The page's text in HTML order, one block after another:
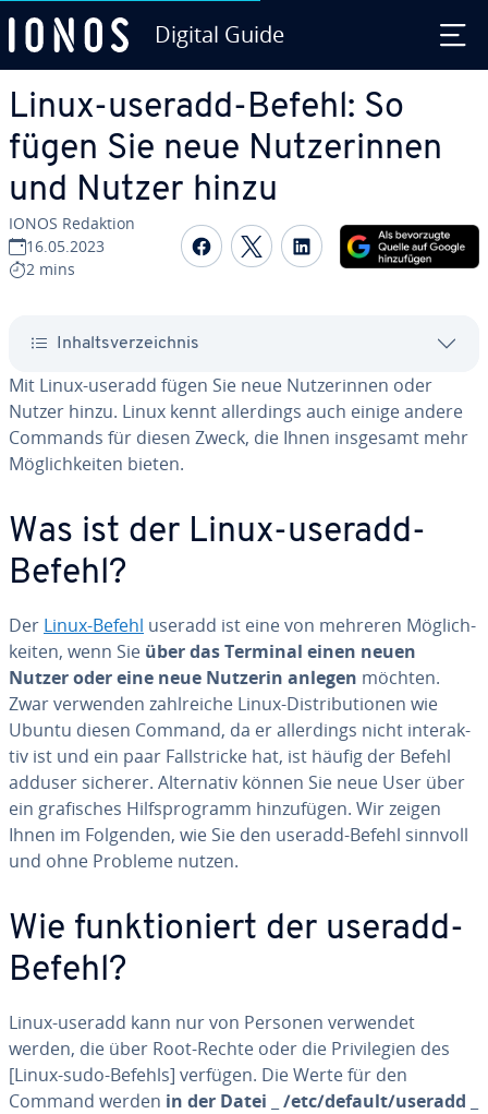
Digital Guide
Linux-useradd-Befehl: So
fügen Sie neue Nut­ze­rin­nen
und Nutzer hinzu
IONOS Redaktion
16.05.2023
2 mins
Auf Facebook teilen
Auf Twitter teilen
Auf LinkedIn
In­halts­ver­zeich­nis
Mit Linux-useradd fügen Sie neue Nut­ze­rin­nen oder
Nutzer hinzu. Linux kennt al­ler­dings auch einige andere
Commands für diesen Zweck, die Ihnen insgesamt mehr
Mög­lich­kei­ten bieten.
Was ist der Linux-useradd-
Befehl?
Der Linux-Befehl useradd ist eine von mehreren Mög­lich­
kei­ten, wenn Sie über das Terminal einen neuen
Nutzer oder eine neue Nutzerin anlegen möchten.
Zwar verwenden zahl­rei­che Linux-Dis­tri­bu­tio­nen wie
Ubuntu diesen Command, da er al­ler­dings nicht in­ter­ak­
tiv ist und ein paar Fall­stri­cke hat, ist häufig der Befehl
adduser sicherer. Al­ter­na­tiv können Sie neue User über
ein gra­fi­sches Hilfs­pro­gramm hin­zu­fü­gen. Wir zeigen
Ihnen im Folgenden, wie Sie den useradd-Befehl sinnvoll
und ohne Probleme nutzen.
Wie funk­tio­niert der useradd-
Befehl?
Linux-useradd kann nur von Personen verwendet
werden, die über Root-Rechte oder die Pri­vi­le­gi­en des
[Linux-sudo-Befehls] verfügen. Die Werte für den
Command werden in der Datei /etc/default/useradd